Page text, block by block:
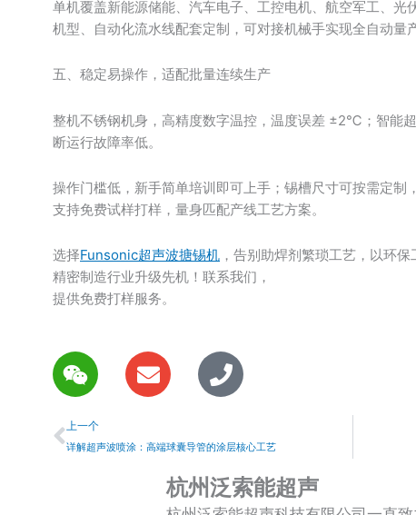
单机覆盖新能源储能、汽车电子、工控电机、航空军工、光
机型、自动化流水线配套定制，可对接机械手实现全自动量产
五、稳定易操作，适配批量连续生产
整机不锈钢机身，高精度数字温控，温度误差 ±2℃；智能
断运行故障率低。
操作门槛低，新手简单培训即可上手；锡槽尺寸可按需定制
支持免费试样打样，量身匹配产线工艺方案。
选择Funsonic超声波搪锡机 ，告别助焊剂繁琐工艺，以环
精密制造行业升级先机！联系我们，
提供免费打样服务。
W
e
x
i
E
n
l
P
h
e
上一个
上一个
详解超声波喷涂：高端球囊导管的涂层核心工艺
杭州泛索能超声